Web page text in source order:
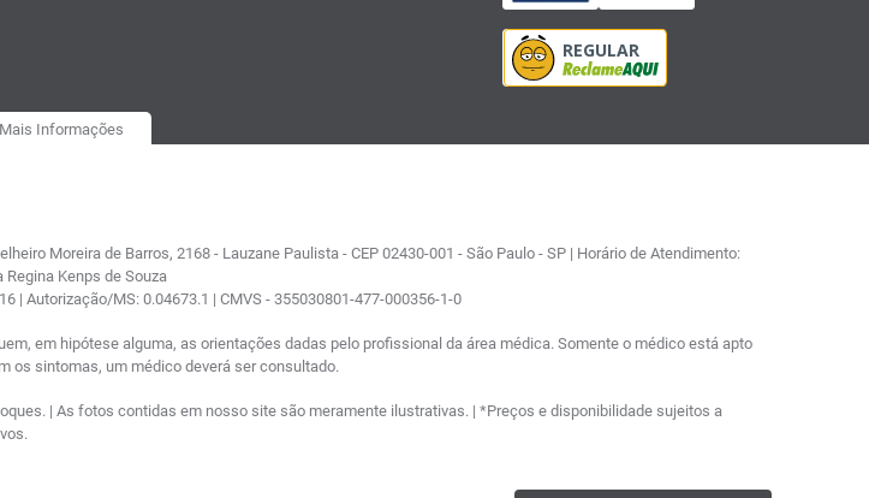
Mais Informações
Moreira de Barros, 2168 - Lauzane Paulista - CEP 02430-001 - São Paulo - SP | Horário de Atendimento:
Kenps de Souza
| Autorização/MS: 0.04673.1 | CMVS - 355030801-477-000356-1-0
em hipótese alguma, as orientações dadas pelo profissional da área médica. Somente o médico está apto
os sintomas, um médico deverá ser consultado.
| As fotos contidas em nosso site são meramente ilustrativas. | *Preços e disponibilidade sujeitos a